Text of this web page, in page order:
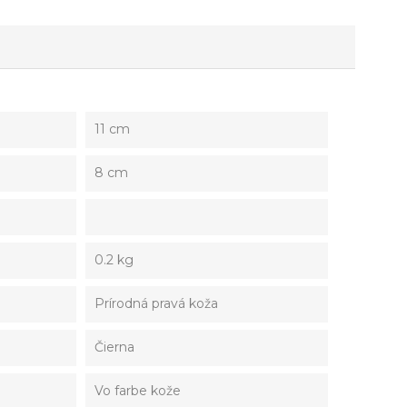
11 cm
8 cm
0.2 kg
Prírodná pravá koža
Čierna
Vo farbe kože